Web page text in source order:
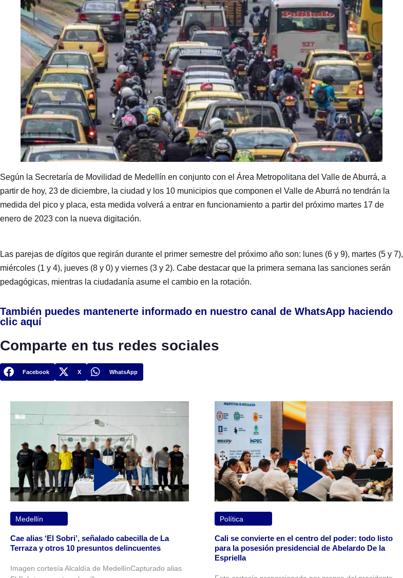
Según la Secretaría de Movilidad de Medellín en conjunto con el Área Metropolitana del Valle de Aburrá, a
partir de hoy, 23 de diciembre, la ciudad y los 10 municipios que componen el Valle de Aburrá no tendrán la
medida del pico y placa, esta medida volverá a entrar en funcionamiento a partir del próximo martes 17 de
enero de 2023 con la nueva digitación.
Las parejas de dígitos que regirán durante el primer semestre del próximo año son: lunes (6 y 9), martes (5 y 7),
miércoles (1 y 4), jueves (8 y 0) y viernes (3 y 2). Cabe destacar que la primera semana las sanciones serán
pedagógicas, mientras la ciudadanía asume el cambio en la rotación.
También puedes mantenerte informado en nuestro canal de WhatsApp haciendo
clic aquí
Comparte en tus redes sociales
Facebook X WhatsApp
Medellín
Cae alias ‘El Sobri’, señalado cabecilla de La
Terraza y otros 10 presuntos delincuentes
Imagen cortesía Alcaldía de MedellínCapturado alias
Política
Cali se convierte en el centro del poder: todo listo
para la posesión presidencial de Abelardo De la
Espriella